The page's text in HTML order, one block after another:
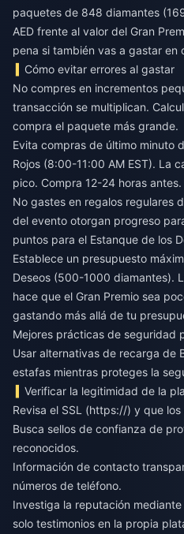
paquetes de 848 diamantes
AED frente al valor del Gran
pena si también vas a gastar en
Cómo evitar errores al gastar
No compres en incrementos
transacción se multiplican.
compra el paquete más grande.
Evita compras de último minuto
Rojos (8:00-11:00 AM EST). La
pico. Compra 12-24 horas antes.
No gastes en regalos regulares
del evento otorgan progreso
puntos para el Estanque de los
Establece un presupuesto
Deseos (500-1000 diamantes).
hace que el Gran Premio sea
gastando más allá de tu
Mejores prácticas de seguridad
Usar alternativas de recarga de
estafas mientras proteges la
Verificar la legitimidad de la
Revisa el SSL (https://) y que
Busca sellos de confianza de
reconocidos.
Información de contacto
números de teléfono.
Investiga la reputación
solo testimonios en la propia